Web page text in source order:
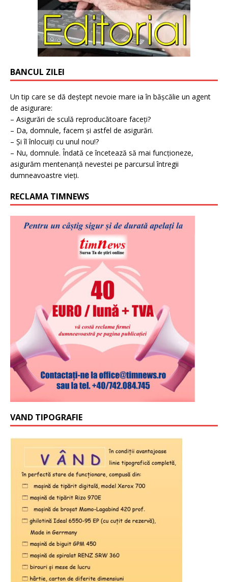
BANCUL ZILEI
Un tip care se dă deștept nevoie mare ia în bășcălie un agent
de asigurare:
– Asigurări de sculă reproducătoare faceți?
– Da, domnule, facem și astfel de asigurări.
– Și îl înlocuiți cu unul nou!?
– Nu, domnule. Îndată ce încetează să mai funcționeze,
asigurăm mentenanță nevestei pe parcursul întregii
dumneavoastre vieți.
RECLAMA TIMNEWS
VAND TIPOGRAFIE